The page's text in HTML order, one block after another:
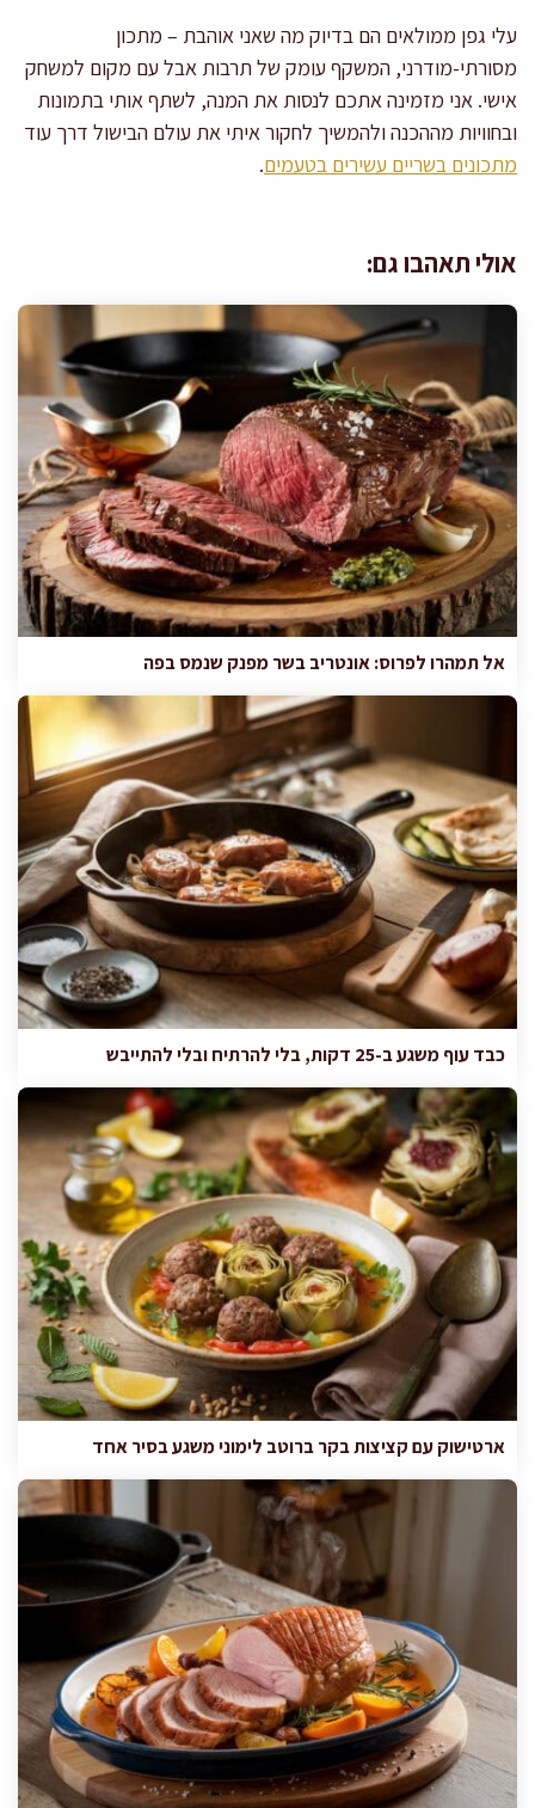
עלי גפן ממולאים הם בדיוק מה שאני אוהבת – מתכון
מסורתי-מודרני, המשקף עומק של תרבות אבל עם מקום למשחק
אישי. אני מזמינה אתכם לנסות את המנה, לשתף אותי בתמונות
ובחוויות מההכנה ולהמשיך לחקור איתי את עולם הבישול דרך עוד
מתכונים בשריים עשירים בטעמים.
אולי תאהבו גם:
אל תמהרו לפרוס: אונטריב בשר מפנק שנמס בפה
כבד עוף משגע ב-25 דקות, בלי להרתיח ובלי להתייבש
ארטישוק עם קציצות בקר ברוטב לימוני משגע בסיר אחד